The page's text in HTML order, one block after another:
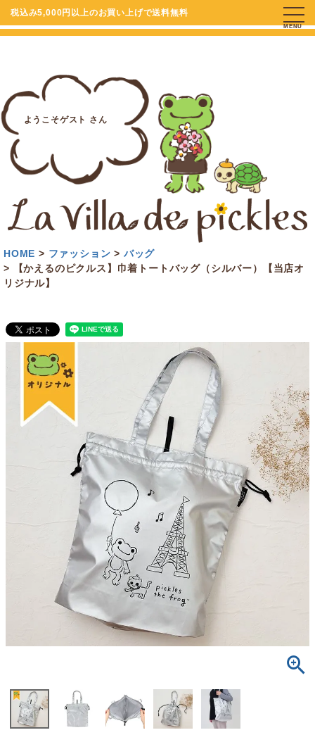
税込み5,000円以上のお買い上げで送料無料
ようこそゲスト さん
MENU
HOME ファッション
バッグ
【かえるのピクルス】巾着トートバッグ（シルバー）【当店オ
リジナル】